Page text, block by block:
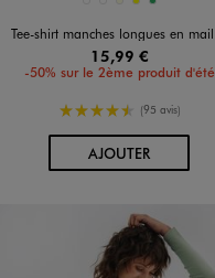
Disponible en 5 coloris
BLANC STANDARD
BLEU MARINE
ECRUJAUNEVERT
Tee-shirt manches longues en maille côtelée extensible femme
15,99 €
-50% sur le 2ème produit d'été
4.5/5 de moyenne
(95 avis)
AJOUTERAU PANIER